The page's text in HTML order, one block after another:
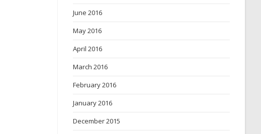
June 2016
May 2016
April 2016
March 2016
February 2016
January 2016
December 2015